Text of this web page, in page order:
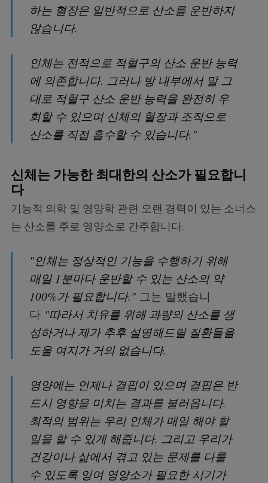
하는 혈장은 일반적으로 산소를 운반하지
않습니다.
인체는 전적으로 적혈구의 산소 운반 능력
에 의존합니다. 그러나 방 내부에서 말 그
대로 적혈구 산소 운반 능력을 완전히 우
회할 수 있으며 신체의 혈장과 조직으로
산소를 직접 흡수할 수 있습니다."
신체는 가능한 최대한의 산소가 필요합니
다
기능적 의학 및 영양학 관련 오랜 경력이 있는 소너스
는 산소를 주로 영양소로 간주합니다.
"인체는 정상적인 기능을 수행하기 위해
매일 1분마다 운반할 수 있는 산소의 약
100%가 필요합니다." 그는 말했습니
다 "따라서 치유를 위해 과량의 산소를 생
성하거나 제가 추후 설명해드릴 질환들을
도울 여지가 거의 없습니다.
영양에는 언제나 결핍이 있으며 결핍은 반
드시 영향을 미치는 결과를 불러옵니다.
최적의 범위는 우리 인체가 매일 해야 할
일을 할 수 있게 해줍니다. 그리고 우리가
건강이나 삶에서 겪고 있는 문제를 다룰
수 있도록 잉여 영양소가 필요한 시기가